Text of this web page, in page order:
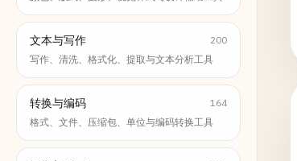
文本与写作
200
写作、清洗、格式化、提取与文本分析工具
转换与编码
164
格式、文件、压缩包、单位与编码转换工具